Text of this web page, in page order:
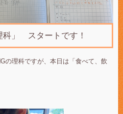
科」 スタートです！
の理科ですが、本日は「食べて、飲